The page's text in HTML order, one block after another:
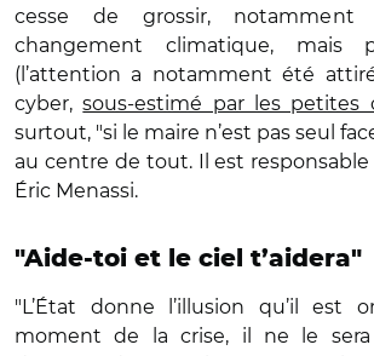
cesse de grossir,
changement climatique, mais
(l’attention a notamment été
cyber,sous-estimé par les petites
surtout, "si le maire n’est pas seul
au centre de tout. Il est
Éric Menassi.
"Aide-toi et le ciel t’aidera"
"L’État donne l’illusion qu’il est
moment de la crise, il ne le